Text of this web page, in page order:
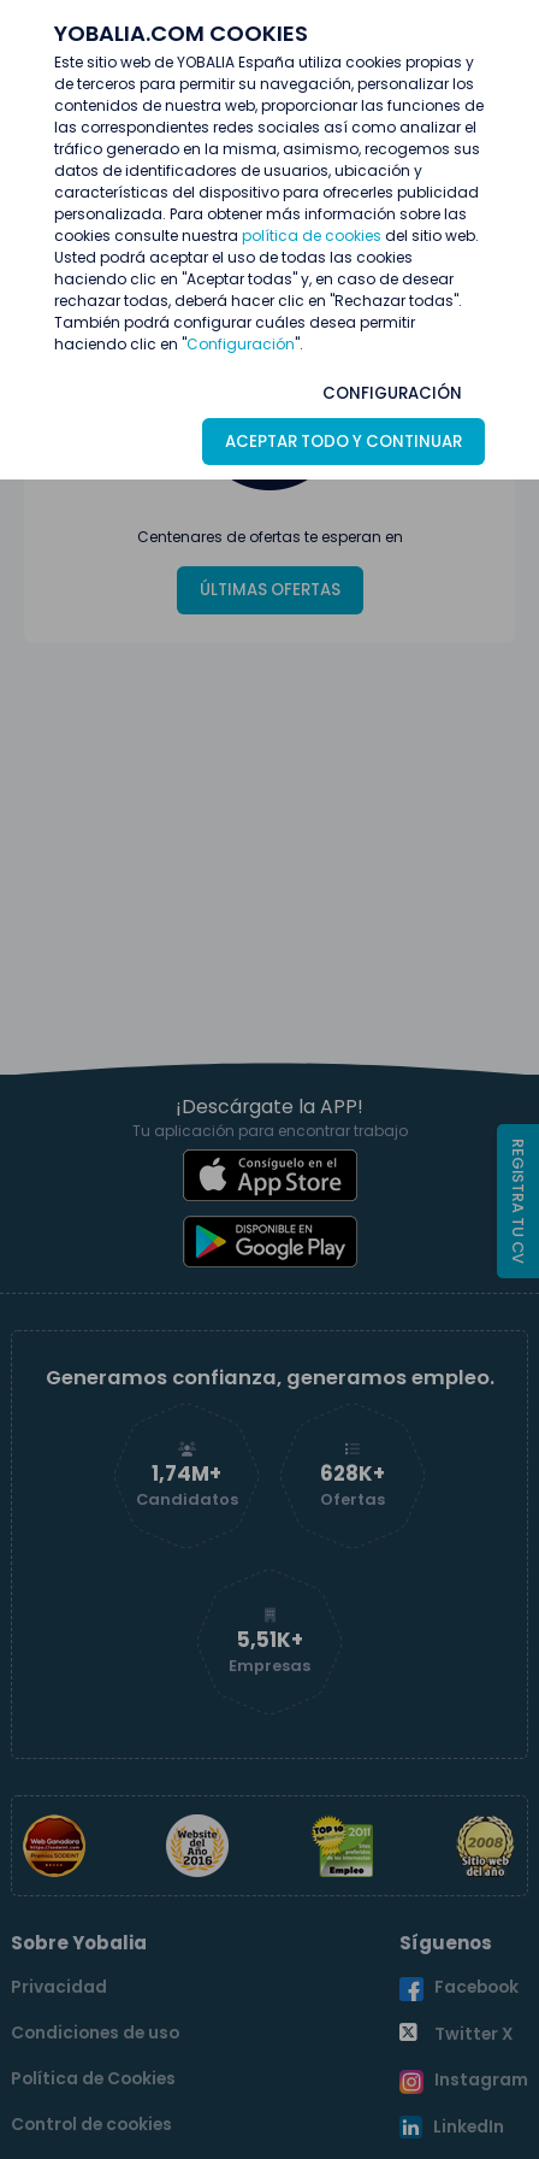
YOBALIA.COM COOKIES
Este sitio web de YOBALIA España utiliza cookies propias y
de terceros para permitir su navegación, personalizar los
contenidos de nuestra web, proporcionar las funciones de
las correspondientes redes sociales así como analizar el
tráfico generado en la misma, asimismo, recogemos sus
datos de identificadores de usuarios, ubicación y
características del dispositivo para ofrecerles publicidad
personalizada. Para obtener más información sobre las
cookies consulte nuestra política de cookies del sitio web.
Usted podrá aceptar el uso de todas las cookies
haciendo clic en "Aceptar todas" y, en caso de desear
rechazar todas, deberá hacer clic en "Rechazar todas".
También podrá configurar cuáles desea permitir
haciendo clic en "Configuración".
CONFIGURACIÓN
ACEPTAR TODO Y CONTINUAR
Últimas ofertas
Oferta no encontrada o ha finalizado su
proceso de selección
Centenares de ofertas te esperan en
ÚLTIMAS OFERTAS
¡Descárgate la APP!
Tu aplicación para encontrar trabajo
Generamos confianza, generamos empleo.
1,74M+
Candidatos
629K+
Ofertas
5,51K+
Empresas
Sobre Yobalia
Privacidad
Condiciones de uso
Política de Cookies
Control de cookies
Síguenos
Facebook
Twitter X
Instagram
LinkedIn
REGISTRA TU CV